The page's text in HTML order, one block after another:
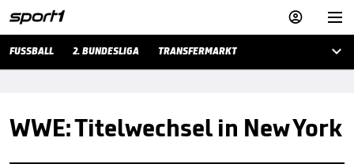


FUSSBALL 2. BUNDESLIGA TRANSFERMARKT 
WWE: Titelwechsel in New York